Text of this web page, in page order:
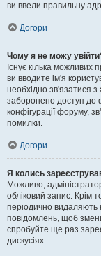
ви ввели правильну
Догори
Чому я не можу
Існує кілька
ви вводите ім'я
необхідно зв'язатися
заборонено доступ
конфігурації форуму,
помилки.
Догори
Я колись
Можливо,
обліковий запис. Крім
періодично видаляють
повідомлень, щоб
спробуйте ще раз
дискусіях.